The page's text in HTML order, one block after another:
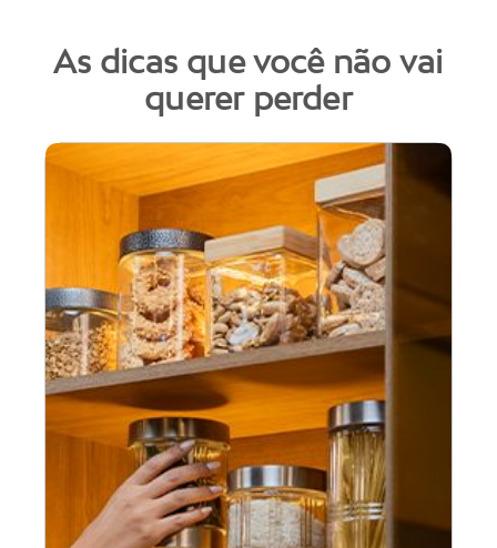
As dicas que você não vai
querer perder